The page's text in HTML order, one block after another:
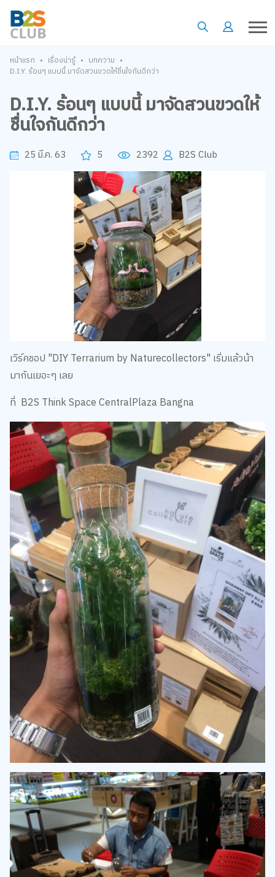
หน้าแรก • เรื่องน่ารู้ • บทความ •
D.I.Y. ร้อนๆ แบบนี้ มาจัดสวนขวดให้ชื่นใจกันดีกว่า
D.I.Y. ร้อนๆ แบบนี้ มาจัดสวนขวดให้
ชื่นใจกันดีกว่า
25 มี.ค. 63 5 2392 B2S Club
เวิร์คชอป "DIY Terrarium by Naturecollectors" เริ่มแล้วน้า
มากันเยอะๆ เลย
ที่ B2S Think Space CentralPlaza Bangna